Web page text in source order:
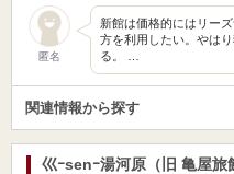
匿名
新館は価格的にはリー
方を利用したい。やは
る。 …
関連情報から探す
巛ｰsenｰ湯河原（旧 亀屋旅